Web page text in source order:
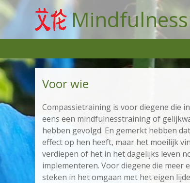
Voor wie
Compassietraining is voor diegene die
eens een mindfulnesstraining of
hebben gevolgd. En gemerkt hebben
effect op hen heeft, maar het moeilijk
verdiepen of het in het dagelijks leven
implementeren. Voor diegene die meer
steken in het omgaan met het eigen